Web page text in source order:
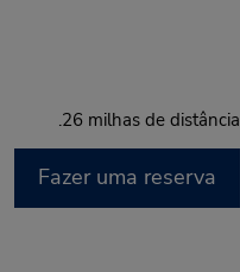
.26 milhas de distância
Fazer uma reserva